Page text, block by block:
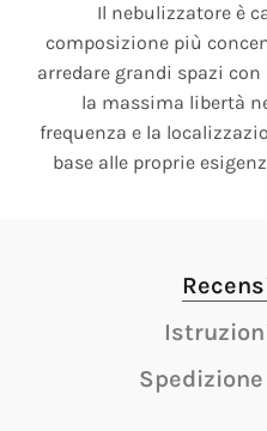
Il nebulizzatore è
composizione più
arredare grandi spazi
la massima libertà
frequenza e la
base alle proprie